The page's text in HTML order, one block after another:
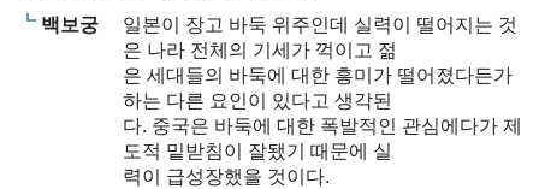
백보궁
일본이 장고 바둑 위주인데 실력이 떨어지는 것
은 나라 전체의 기세가 꺽이고 젊
은 세대들의 바둑에 대한 흥미가 떨어졌다든가
하는 다른 요인이 있다고 생각된
다. 중국은 바둑에 대한 폭발적인 관심에다가 제
도적 밑받침이 잘됐기 때문에 실
력이 급성장했을 것이다.